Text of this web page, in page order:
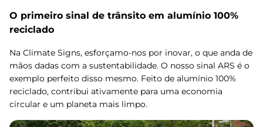
O primeiro sinal de trânsito em alumínio 100%
reciclado
Na Climate Signs, esforçamo-nos por inovar, o que anda de
mãos dadas com a sustentabilidade. O nosso sinal ARS é o
exemplo perfeito disso mesmo. Feito de alumínio 100%
reciclado, contribui ativamente para uma economia
circular e um planeta mais limpo.